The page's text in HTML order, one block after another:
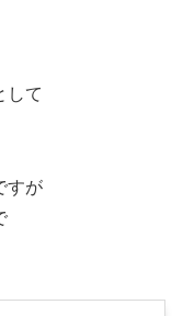
して
すが